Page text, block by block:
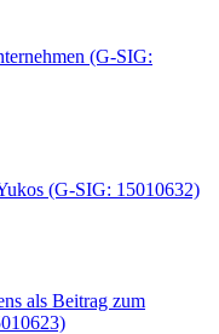
(G-SIG:
(G-SIG: 15010632)
als Beitrag zum